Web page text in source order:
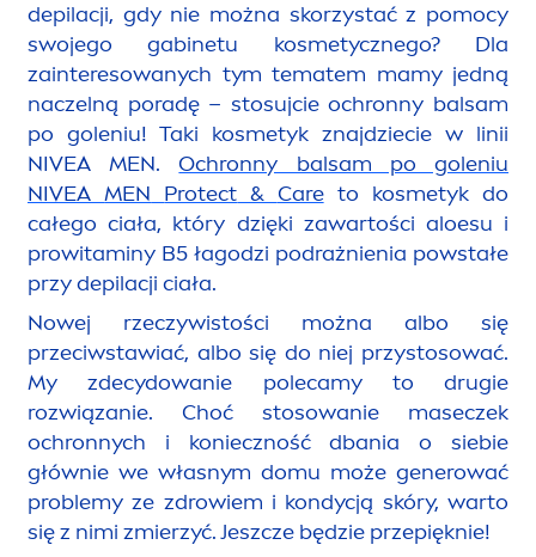
depilacji, gdy nie można skorzystać z pomocy
swojego gabinetu kosmetycznego? Dla
zainteresowanych tym tematem mamy jedną
naczelną poradę – stosujcie ochronny balsam
po goleniu! Taki kosmetyk znajdziecie w linii
NIVEA
MEN.Ochronny balsam po goleniu
NIVEA MEN Protect & Careto kosmetyk do
całego ciała, który dzięki zawartości aloesu i
prowitaminy B5 łagodzi podrażnienia powstałe
przy depilacji ciała.
Nowej rzeczywistości można albo się
przeciwstawiać, albo się do niej przystosować.
My zdecydowanie polecamy to drugie
rozwiązanie. Choć stosowanie maseczek
ochronnych i konieczność dbania o siebie
głównie we własnym domu może generować
problemy ze zdrowiem i kondycją skóry, warto
się z nimi zmierzyć. Jeszcze będzie przepięknie!